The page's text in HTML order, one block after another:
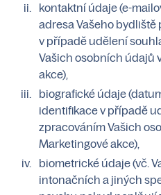
kontaktní údaje (e-
adresa Vašeho bydliště
v případě udělení
Vašich osobních údajů
akce),
biografické údaje
identifikace v případě
zpracováním Vašich
Marketingové akce),
biometrické údaje (vč.
intonačních a jiných